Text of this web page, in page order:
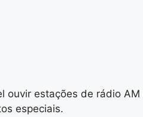
estações de rádio
especiais.